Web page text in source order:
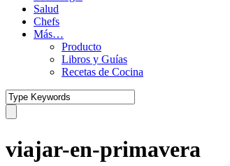
Salud
Chefs
Más…
Producto
Libros y Guías
Recetas de Cocina
viajar-en-primavera